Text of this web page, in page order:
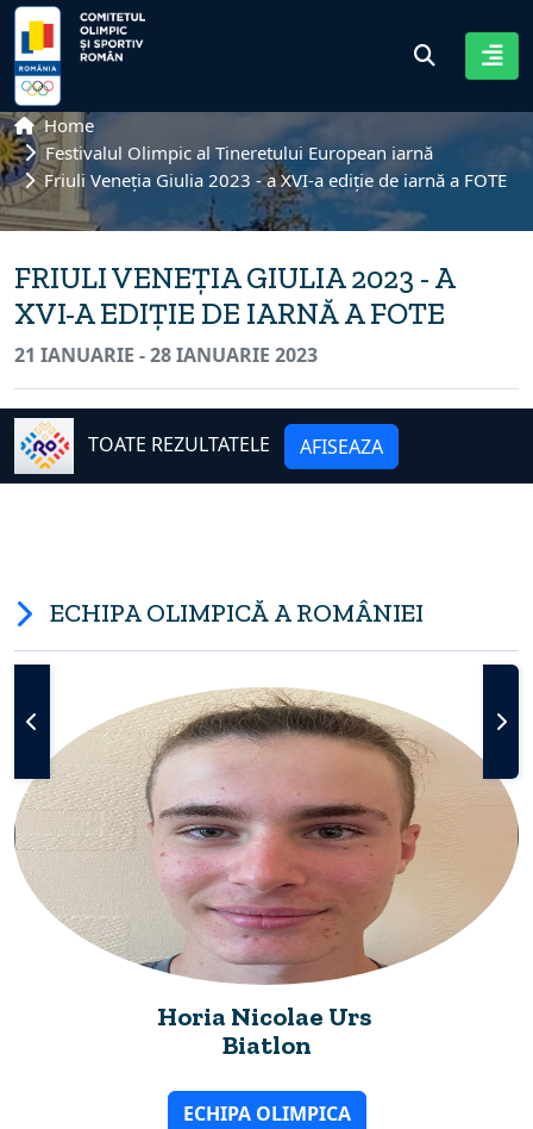
Home
Festivalul Olimpic al Tineretului European iarnă
Friuli Veneția Giulia 2023 - a XVI-a ediție de iarnă a FOTE
FRIULI VENEȚIA GIULIA 2023 - A
XVI-A EDIȚIE DE IARNĂ A FOTE
21 IANUARIE - 28 IANUARIE 2023
TOATE REZULTATELE AFISEAZA
ECHIPA OLIMPICĂ A ROMÂNIEI
Horia Nicolae Urs
Biatlon
ECHIPA OLIMPICA